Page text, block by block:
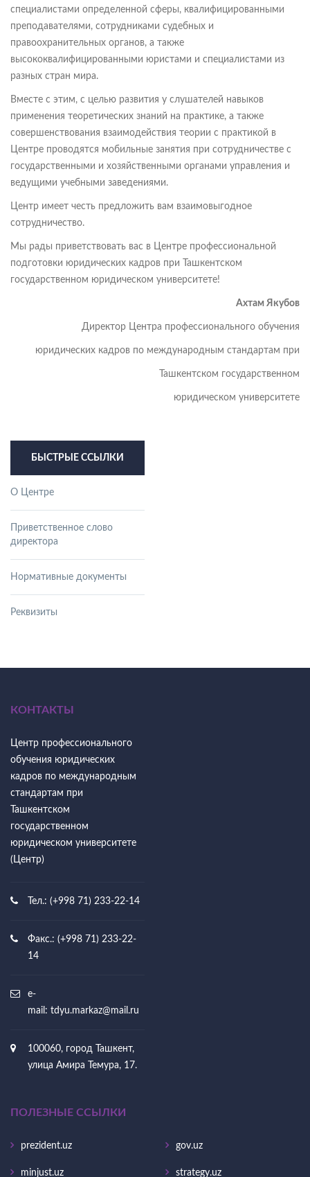
специалистами определенной сферы, квалифицированными
преподавателями, сотрудниками судебных и
правоохранительных органов, а также
высококвалифицированными юристами и специалистами из
разных стран мира.
Вместе с этим, с целью развития у слушателей навыков
применения теоретических знаний на практике, а также
совершенствования взаимодействия теории с практикой в
Центре проводятся мобильные занятия при сотрудничестве с
государственными и хозяйственными органами управления и
ведущими учебными заведениями.
Центр имеет честь предложить вам взаимовыгодное
сотрудничество.
Мы рады приветствовать вас в Центре профессиональной
подготовки юридических кадров при Ташкентском
государственном юридическом университете!
Ахтам Якубов
Директор Центра профессионального обучения
юридических кадров по международным стандартам при
Ташкентском государственном
юридическом университете
БЫСТРЫЕ ССЫЛКИ
О Центре
Приветственное слово
директора
Нормативные документы
Реквизиты
КОНТАКТЫ
Центр профессионального
обучения юридических
кадров по международным
стандартам при
Ташкентском
государственном
юридическом университете
(Центр)
Тел.: (+998 71) 233-22-14
Факс.: (+998 71) 233-22-
14
e-
mail: tdyu.markaz@mail.ru
100060, город Ташкент,
улица Амира Темура, 17.
ПОЛЕЗНЫЕ ССЫЛКИ
prezident.uz gov.uz
minjust.uz strategy.uz